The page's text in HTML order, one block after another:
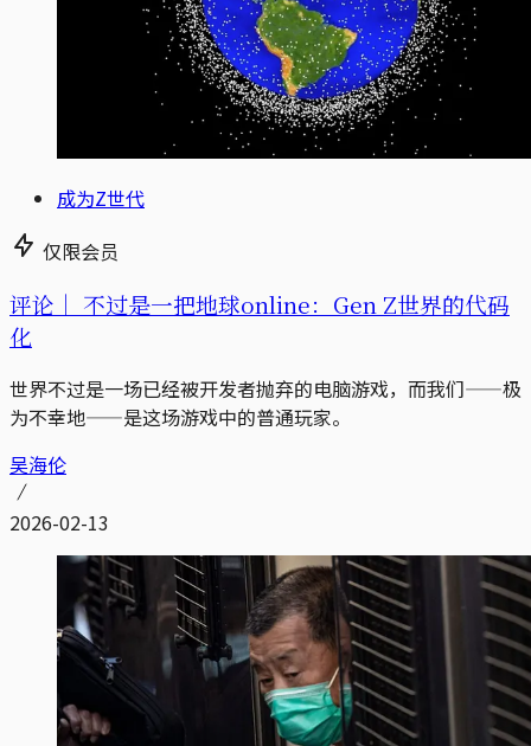
成为Z世代
仅限会员
评论｜ 不过是一把地球online：Gen Z世界的代码
化
世界不过是一场已经被开发者抛弃的电脑游戏，而我们——极
为不幸地——是这场游戏中的普通玩家。
吴海伦
2026-02-13